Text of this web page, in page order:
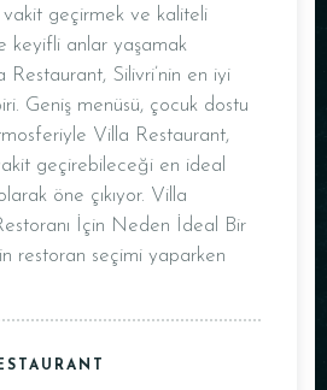
geçirmek ve kaliteli
keyifli anlar yaşamak
Restaurant, Silivri’nin en iyi
Geniş menüsü, çocuk dostu
Villa Restaurant,
geçirebileceği en ideal
öne çıkıyor. Villa
İçin Neden İdeal Bir
restoran seçimi yaparken